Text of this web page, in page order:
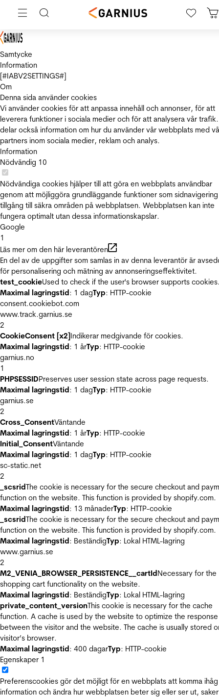
Samtycke
Information
[#IABV2SETTINGS#]
Om
Denna sida använder cookies
Vi använder cookies för att anpassa innehåll och annonser, för att
leverera funktioner i sociala medier och för att analysera vår
delar också information om hur du använder vår webbplats med
partners inom sociala medier, reklam och analys.
Information
Nödvändig 10
Nödvändiga cookies hjälper till att göra en webbplats användbar
genom att möjliggöra grundläggande funktioner som
tillgång till säkra områden på webbplatsen. Webbplatsen kan inte
fungera optimalt utan dessa informationskapslar.
Google
1
Läs mer om den här leverantören
En del av de uppgifter som samlas in av denna leverantör är
för personalisering och mätning av annonseringseffektivitet.
test_cookieUsed to check if the user's browser supports
Maximal lagringstid: 1 dagTyp: HTTP-cookie
consent.cookiebot.com
www.track.garnius.se
2
CookieConsent [x2]Indikerar medgivande för cookies.
Maximal lagringstid: 1 årTyp: HTTP-cookie
garnius.no
1
PHPSESSIDPreserves user session state across page requests.
Maximal lagringstid: 1 dagTyp: HTTP-cookie
garnius.se
2
Cross_ConsentVäntande
Maximal lagringstid: 1 årTyp: HTTP-cookie
Initial_ConsentVäntande
Maximal lagringstid: 1 dagTyp: HTTP-cookie
sc-static.net
2
_scsridThe cookie is necessary for the secure checkout and
function on the website. This function is provided by shopify.com.
Maximal lagringstid: 13 månaderTyp: HTTP-cookie
_scsridThe cookie is necessary for the secure checkout and
function on the website. This function is provided by shopify.com.
Maximal lagringstid: BeständigTyp: Lokal HTML-lagring
www.garnius.se
2
M2_VENIA_BROWSER_PERSISTENCE__cartIdNecessary for the
shopping cart functionality on the website.
Maximal lagringstid: BeständigTyp: Lokal HTML-lagring
private_content_versionThis cookie is necessary for the cache
function. A cache is used by the website to optimize the
between the visitor and the website. The cache is usually stored
visitor’s browser.
Maximal lagringstid: 400 dagarTyp: HTTP-cookie
Egenskaper 1
Preferenscookies gör det möjligt för en webbplats att komma ihåg
information och ändra hur webbplatsen beter sig eller ser ut,